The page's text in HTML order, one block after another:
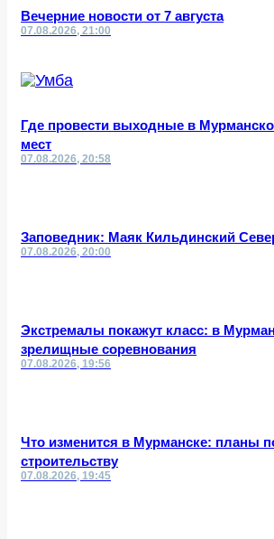
Вечерние новости от 7 августа
07.08.2026, 21:00
Где провести выходные в
мест
07.08.2026, 20:58
Заповедник: Маяк Кильдинский
07.08.2026, 20:00
Экстремалы покажут класс: в
зрелищные соревнования
07.08.2026, 19:56
Что изменится в Мурманске: планы
строительству
07.08.2026, 19:45